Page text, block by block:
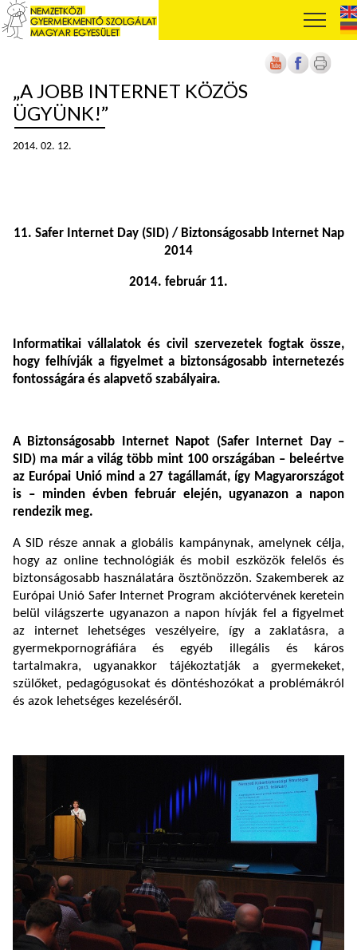
„A JOBB INTERNET KÖZÖS
ÜGYÜNK!”
2014. 02. 12.
11. Safer Internet Day (SID) / Biztonságosabb Internet Nap
2014
2014. február 11.
Informatikai vállalatok és civil szervezetek fogtak össze,
hogy felhívják a figyelmet a biztonságosabb internetezés
fontosságára és alapvető szabályaira.
A Biztonságosabb Internet Napot (Safer Internet Day –
SID) ma már a világ több mint 100 országában – beleértve
az Európai Unió mind a 27 tagállamát, így Magyarországot
is – minden évben február elején, ugyanazon a napon
rendezik meg.
A SID része annak a globális kampánynak, amelynek célja,
hogy az online technológiák és mobil eszközök felelős és
biztonságosabb használatára ösztönözzön. Szakemberek az
Európai Unió Safer Internet Program akciótervének keretein
belül világszerte ugyanazon a napon hívják fel a figyelmet
az internet lehetséges veszélyeire, így a zaklatásra, a
gyermekpornográfiára és egyéb illegális és káros
tartalmakra, ugyanakkor tájékoztatják a gyermekeket,
szülőket, pedagógusokat és döntéshozókat a problémákról
és azok lehetséges kezeléséről.